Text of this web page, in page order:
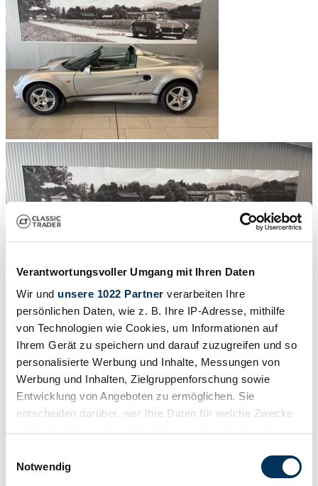
Verantwortungsvoller Umgang mit Ihren Daten
Wir und unsere 1022 Partner verarbeiten Ihre
persönlichen Daten, wie z. B. Ihre IP-Adresse, mithilfe
von Technologien wie Cookies, um Informationen auf
Ihrem Gerät zu speichern und darauf zuzugreifen und so
personalisierte Werbung und Inhalte, Messungen von
Werbung und Inhalten, Zielgruppenforschung sowie
Entwicklung von Angeboten zu ermöglichen. Sie
entscheiden darüber, wer Ihre Daten für welche Zwecke
Trigger Symbol ändern oder widerrufen
Notwendig
/15
1998 | Lotus Elise 111
Elise S1 Cab. RHD